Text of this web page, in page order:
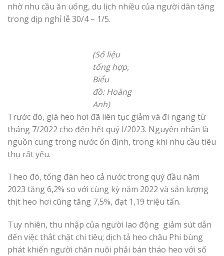
nhờ nhu cầu ăn uống, du lịch nhiều của người dân tăng
trong dịp nghỉ lễ 30/4 – 1/5.
(Số liệu
tổng hợp,
Biểu
đồ: Hoàng
Anh)
Trước đó, giá heo hơi đã liên tục giảm và đi ngang từ
tháng 7/2022 cho đến hết quý I/2023. Nguyên nhân là
nguồn cung trong nước ổn định, trong khi nhu cầu tiêu
thụ rất yếu.
Theo đó, tổng đàn heo cả nước trong quý đầu năm
2023 tăng 6,2% so với cùng kỳ năm 2022 và sản lượng
thịt heo hơi cũng tăng 7,5%, đạt 1,19 triệu tấn.
Tuy nhiên, thu nhập của người lao động giảm sút dẫn
đến việc thắt chặt chi tiêu; dịch tả heo châu Phi bùng
phát khiến người chăn nuôi phải bán tháo heo với số